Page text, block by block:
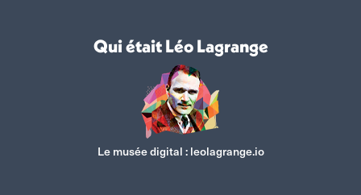
Qui était Léo Lagrange
Le musée digital :leolagrange.io